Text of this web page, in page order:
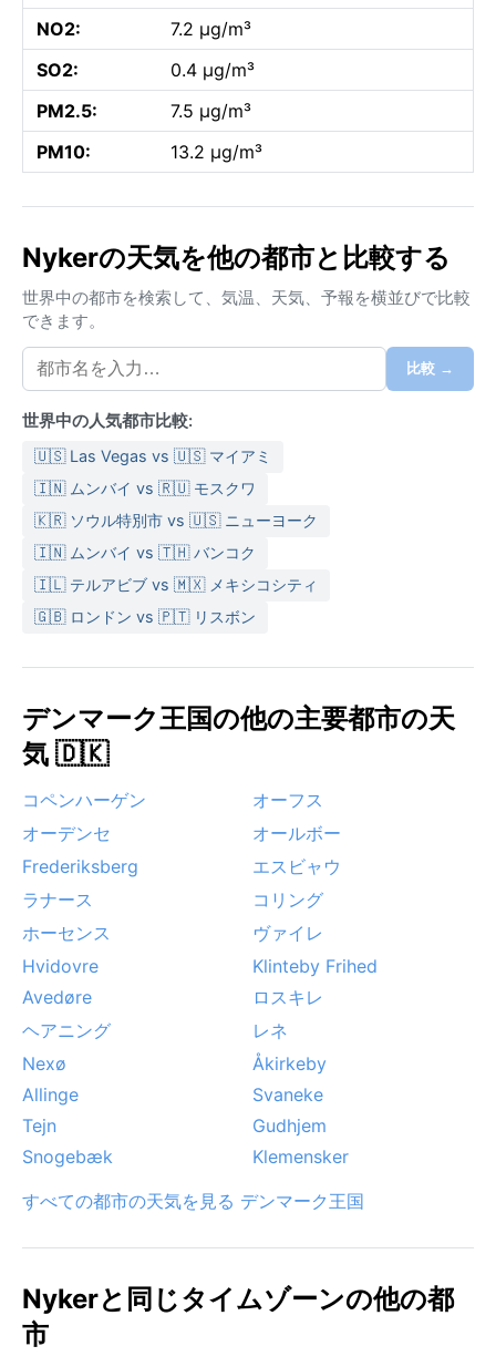
NO2:
7.2 µg/m³
SO2:
0.4 µg/m³
PM2.5:
7.5 µg/m³
PM10:
13.2 µg/m³
Nykerの天気を他の都市と比較する
世界中の都市を検索して、気温、天気、予報を横並びで比較
できます。
比較 →
世界中の人気都市比較:
🇺🇸 Las Vegas vs 🇺🇸 マイアミ
🇮🇳 ムンバイ vs 🇷🇺 モスクワ
🇰🇷 ソウル特別市 vs 🇺🇸 ニューヨーク
🇮🇳 ムンバイ vs 🇹🇭 バンコク
🇮🇱 テルアビブ vs 🇲🇽 メキシコシティ
🇬🇧 ロンドン vs 🇵🇹 リスボン
デンマーク王国の他の主要都市の天
気 🇩🇰
コペンハーゲン
オーフス
オーデンセ
オールボー
Frederiksberg
エスビャウ
ラナース
コリング
ホーセンス
ヴァイレ
Hvidovre
Klinteby Frihed
Avedøre
ロスキレ
ヘアニング
レネ
Nexø
Åkirkeby
Allinge
Svaneke
Tejn
Gudhjem
Snogebæk
Klemensker
すべての都市の天気を見る デンマーク王国
Nykerと同じタイムゾーンの他の都
市